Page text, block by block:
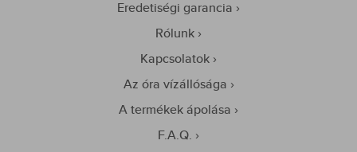
Eredetiségi garancia
Rólunk
Kapcsolatok
Az óra vízállósága
A termékek ápolása
F.A.Q.